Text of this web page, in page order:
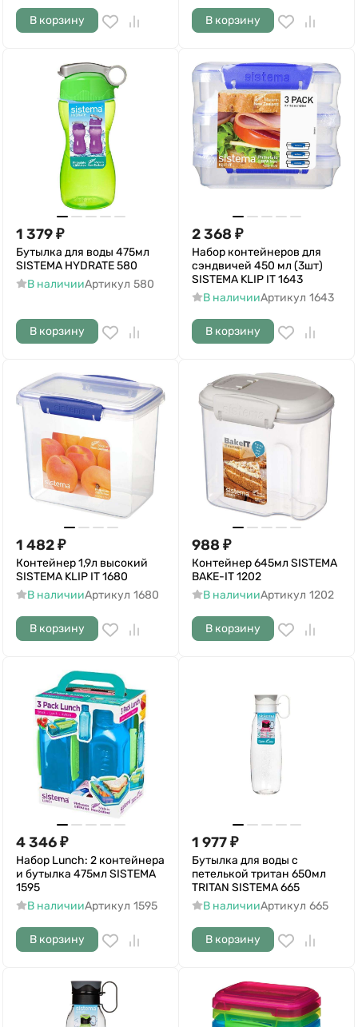
В корзину В корзину
1 379₽
Бутылка для воды 475мл
SISTEMA HYDRATE 580
В наличииАртикул 580
В корзину
2 368 ₽
Набор контейнеров для
сэндвичей 450 мл (3шт)
SISTEMA KLIP IT 1643
В наличииАртикул 1643
В корзину
1 482₽
Контейнер 1,9л высокий
SISTEMA KLIP IT 1680
В наличииАртикул 1680
В корзину
988 ₽
Контейнер 645мл SISTEMA
BAKE-IT 1202
В наличииАртикул 1202
В корзину
4 346₽
Набор Lunch: 2 контейнера
и бутылка 475мл SISTEMA
1595
В наличииАртикул 1595
В корзину
1 977₽
Бутылка для воды с
петелькой тритан 650мл
TRITAN SISTEMA 665
В наличииАртикул 665
В корзину